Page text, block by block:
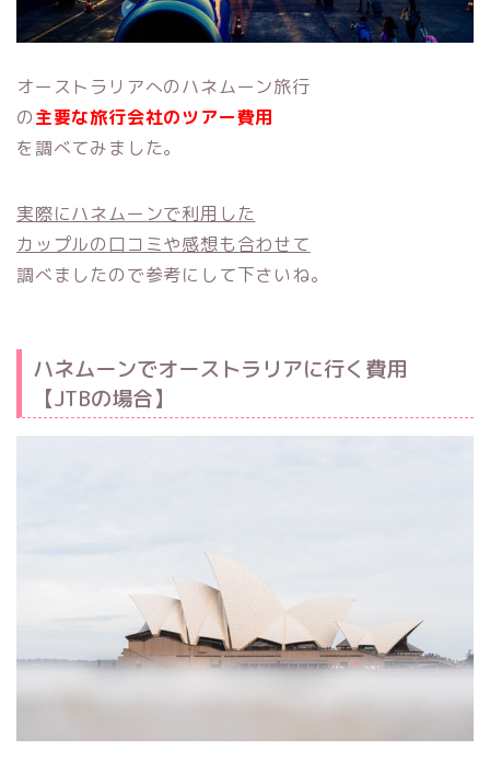
オーストラリアへのハネムーン旅行
の主要な旅行会社のツアー費用
を調べてみました。
実際にハネムーンで利用した
カップルの口コミや感想も合わせて
調べましたので参考にして下さいね。
ハネムーンでオーストラリアに行く費用
【JTBの場合】